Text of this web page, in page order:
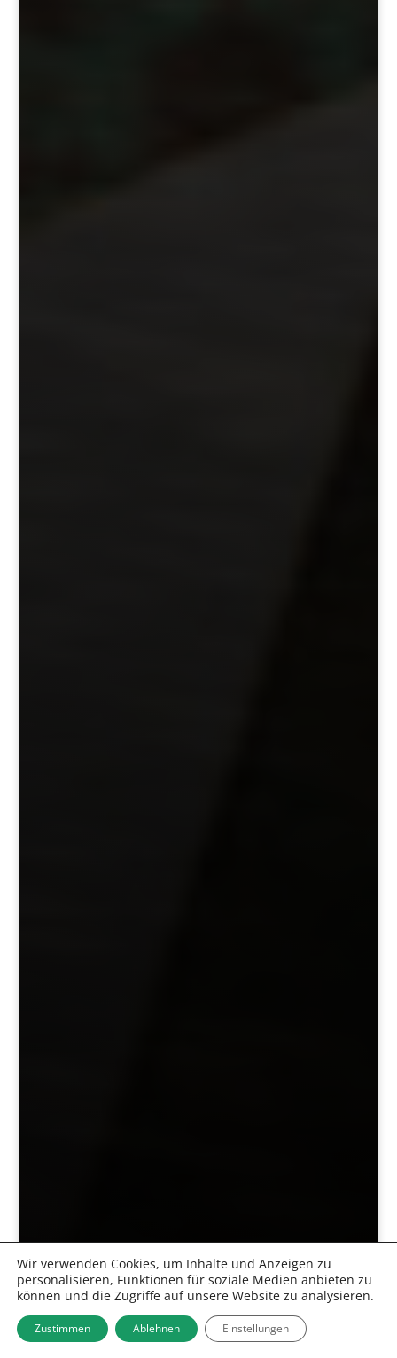
Wir verwenden Cookies, um Inhalte und Anzeigen zu
personalisieren, Funktionen für soziale Medien anbieten zu
können und die Zugriffe auf unsere Website zu analysieren.
Zustimmen Ablehnen Einstellungen